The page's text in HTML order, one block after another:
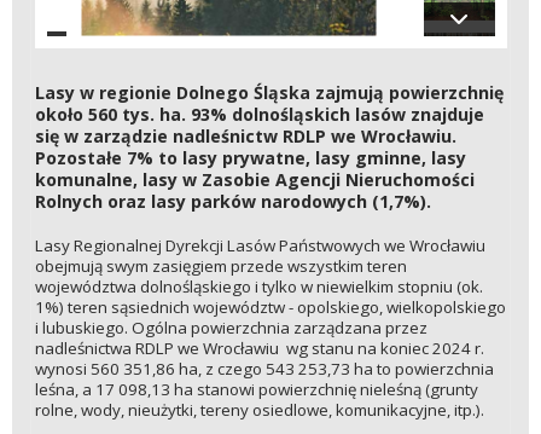
Lasy w regionie Dolnego Śląska zajmują powierzchnię
około 560 tys. ha. 93% dolnośląskich lasów znajduje
się w zarządzie nadleśnictw RDLP we Wrocławiu.
Pozostałe 7% to lasy prywatne, lasy gminne, lasy
komunalne, lasy w Zasobie Agencji Nieruchomości
Rolnych oraz lasy parków narodowych (1,7%).
Lasy Regionalnej Dyrekcji Lasów Państwowych we Wrocławiu
obejmują swym zasięgiem przede wszystkim teren
województwa dolnośląskiego i tylko w niewielkim stopniu (ok.
1%) teren sąsiednich województw - opolskiego, wielkopolskiego
i lubuskiego. Ogólna powierzchnia zarządzana przez
nadleśnictwa RDLP we Wrocławiu wg stanu na koniec 2024 r.
wynosi 560 351,86 ha, z czego 543 253,73 ha to powierzchnia
leśna, a 17 098,13 ha stanowi powierzchnię nieleśną (grunty
rolne, wody, nieużytki, tereny osiedlowe, komunikacyjne, itp.).